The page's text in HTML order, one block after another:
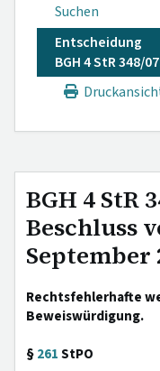
Suchen
Entscheidung
BGH 4 StR 348/
BGH 4 StR
Beschluss
September
Rechtsfehlerhafte
Beweiswürdigung.
§261StPO